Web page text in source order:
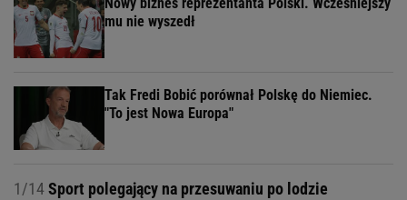
Nowy biznes reprezentanta Polski. Wcześniejszy
mu nie wyszedł
Tak Fredi Bobić porównał Polskę do Niemiec.
"To jest Nowa Europa"
1/14Sport polegający na przesuwaniu po lodzie